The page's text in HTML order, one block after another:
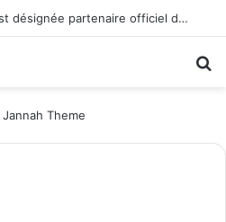
Corpay Cross-Border est désignée partenaire officiel de change d’Ultimate Sevens